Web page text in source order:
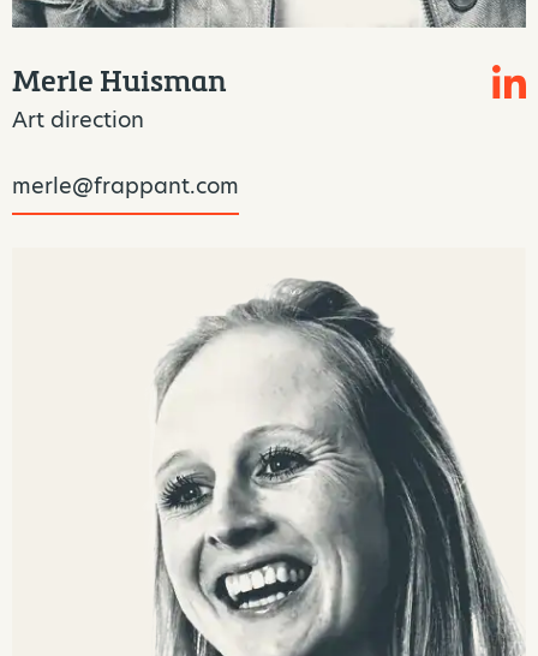
Merle Huisman
Art direction
merle@frappant.com